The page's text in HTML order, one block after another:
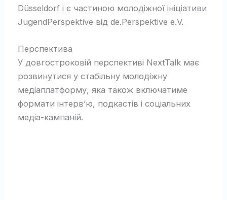
Düsseldorf і є частиною молодіжної ініціативи
JugendPerspektive від de.Perspektive e.V.
Перспектива
У довгостроковій перспективі NextTalk має
розвинутися у стабільну молодіжну
медіаплатформу, яка також включатиме
формати інтерв’ю, подкастів і соціальних
медіа-кампаній.